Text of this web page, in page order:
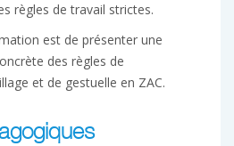
règles de travail strictes.
est de présenter une
des règles de
et de gestuelle en ZAC.